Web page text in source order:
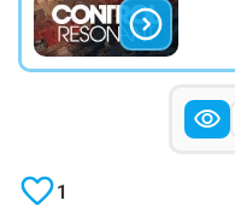


1